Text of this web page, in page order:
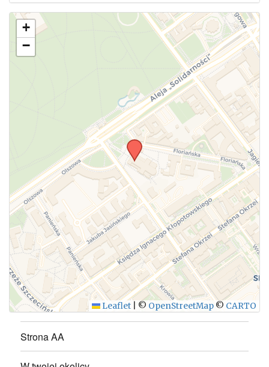
Użyj tego formularza aby przesłać informację o
zmianach w powyższym mityngu.
WYŚLIJ
+
−
Leaflet © OpenStreetMap © CARTO
Strona AA